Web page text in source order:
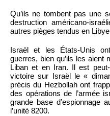
Qu’ils ne tombent pas une
destruction américano-
autres pièges tendus en
Israël et les États-Unis
guerres, bien qu’ils les aient
Liban et en Iran. Il est
victoire sur Israël le «
précis du Hezbollah ont
des opérations de l’armée
grande base d’espionnage
l’unité 8200.